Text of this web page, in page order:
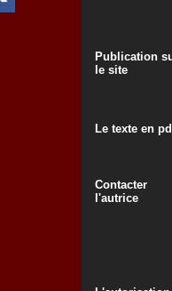
Publication
le site
Le texte en
Contacter
l'autrice